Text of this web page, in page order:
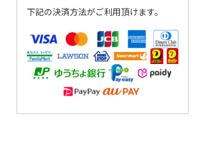
下記の決済方法がご利用頂けます。